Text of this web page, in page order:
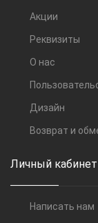
Акции
Реквизиты
О нас
Дизайн
Возврат и
Личный кабинет
Написать нам